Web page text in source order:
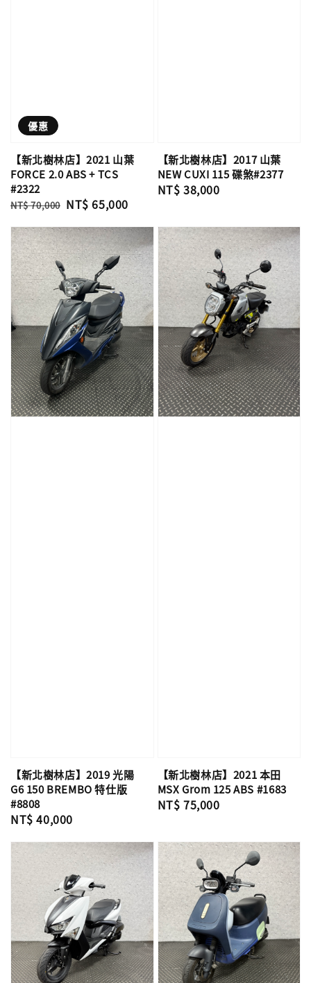
優惠
【新北樹林店】2021 山葉
FORCE 2.0 ABS + TCS
#2322
Regular
NT$ 70,000 Sale
NT$ 65,000
【新北樹林店】2017 山葉
NEW CUXI 115 碟煞#2377
Regular
NT$ 38,000
【新北樹林店】2019 光陽
G6 150 BREMBO 特仕版
#8808
Regular
NT$ 40,000
【新北樹林店】2021 本田
MSX Grom 125 ABS #1683
Regular
NT$ 75,000